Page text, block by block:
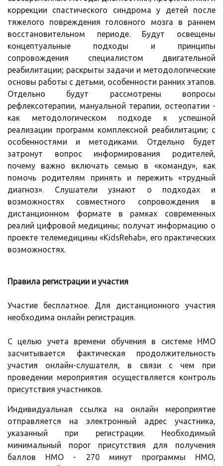
коррекции спастического синдрома у детей после
тяжелого повреждения головного мозга в раннем
восстановительном периоде. Будут освещены
концептуальные подходы и принципы
сопровождения специалистом двигательной
реабилитации; раскрыты задачи и методологические
основы работы с детьми, особенности ранних этапов.
Отдельно будут рассмотрены вопросы
рефлексотерапии, мануальной терапии, остеопатии -
как методологическом подходе к успешной
реализации программ комплексной реабилитации; с
особенностями и методиками. Отдельно будет
затронут вопрос информирования родителей,
почему важно включать семью в «команду», как
помочь родителям принять и пережить «трудный
диагноз». Слушатели узнают о подходах и
возможностях совместного сопровождения в
дистанционном формате в рамках современных
реалий цифровой медицины; получат информацию о
проекте телемедицины «KidsRehab», его практических
возможностях.
Правила регистрации и участия
Участие бесплатное. Для дистанционного участия
необходима онлайн регистрация.
С целью учета времени обучения в системе НМО
засчитывается фактическая продолжительность
участия онлайн-слушателя, в связи с чем при
проведении мероприятия осуществляется контроль
присутствия участников.
Индивидуальная ссылка на онлайн мероприятие
отправляется на электронный адрес участника,
указанный при регистрации. Необходимый
минимальный порог присутствия для получения
баллов НМО - 270 минут программы НМО,